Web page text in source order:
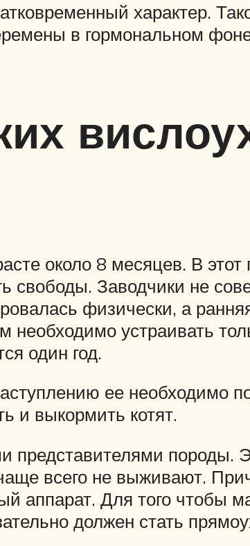
характер.
в гормональном
около 8 месяцев. В
свободы. Заводчики не
физически, а
необходимо устраивать
один год.
ее необходимо
и выкормить котят.
представителями породы.
всего не выживают.
аппарат. Для того чтобы
должен стать